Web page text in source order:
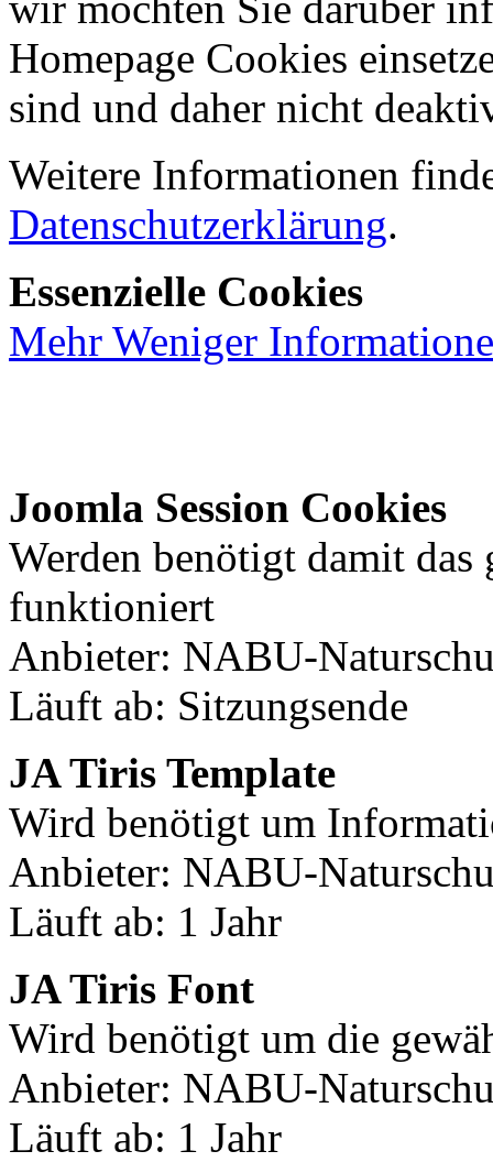
Homepage Cookies
sind und daher nicht
Weitere Informationen
Datenschutzerklärung.
Essenzielle Cookies
Mehr Weniger
Joomla Session Cookies
Werden benötigt damit
funktioniert
Anbieter: NABU-
Läuft ab: Sitzungsende
JA Tiris Template
Wird benötigt um
Anbieter: NABU-
Läuft ab: 1 Jahr
JA Tiris Font
Wird benötigt um die
Anbieter: NABU-
Läuft ab: 1 Jahr